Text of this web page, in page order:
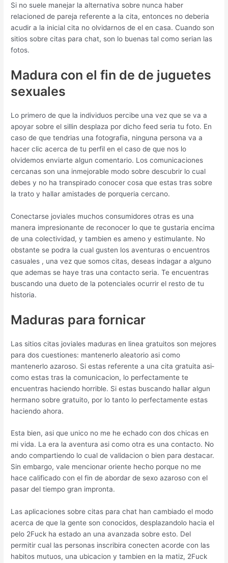
Si no suele manejar la alternativa sobre nunca haber
relacioned de pareja referente a la cita, entonces no deberia
acudir a la inicial cita no olvidarnos de el en casa. Cuando son
sitios sobre citas para chat, son lo buenas tal como serian las
fotos.
Madura con el fin de de juguetes
sexuales
Lo primero de que la individuos percibe una vez que se va a
apoyar sobre el silli­n desplaza por dicho feed seri­a tu foto. En
caso de que tendri­as una fotografia, ninguna persona va a
hacer clic acerca de tu perfil en el caso de que nos lo
olvidemos enviarte algun comentario. Los comunicaciones
cercanas son una inmejorable modo sobre descubrir lo cual
debes y no ha transpirado conocer cosa que estas tras sobre
la trato y hallar amistades de porqueria cercano.
Conectarse joviales muchos consumidores otras es una
manera impresionante de reconocer lo que te gustaria encima
de una colectividad, y tambien es ameno y estimulante. No
obstante se podra la cual gusten los aventuras o encuentros
casuales , una vez que somos citas, deseas indagar a alguno
que ademas se haye tras una contacto seria. Te encuentras
buscando una dueto de la potenciales ocurrir el resto de tu
historia.
Maduras para fornicar
Las sitios citas joviales maduras en linea gratuitos son mejores
para dos cuestiones: mantenerlo aleatorio asi­ como
mantenerlo azaroso. Si estas referente a una cita gratuita asi­
como estas tras la comunicacion, lo perfectamente te
encuentras haciendo horrible. Si estas buscando hallar algun
hermano sobre gratuito, por lo tanto lo perfectamente estas
haciendo ahora.
Esta bien, asi que unico no me he echado con dos chicas en
mi vida. La era la aventura asi­ como otra es una contacto. No
ando compartiendo lo cual de validacion o bien para destacar.
Sin embargo, vale mencionar oriente hecho porque no me
hace calificado con el fin de abordar de sexo azaroso con el
pasar del tiempo gran impronta.
Las aplicaciones sobre citas para chat han cambiado el modo
acerca de que la gente son conocidos, desplazandolo hacia el
pelo 2Fuck ha estado an una avanzada sobre esto. Del
permitir cual las personas inscribira conecten acorde con las
habitos mutuos, una ubicacion y tambien en la matiz, 2Fuck